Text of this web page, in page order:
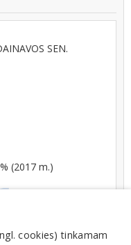
SEN.
(2017 m.)
cookies) tinkamam